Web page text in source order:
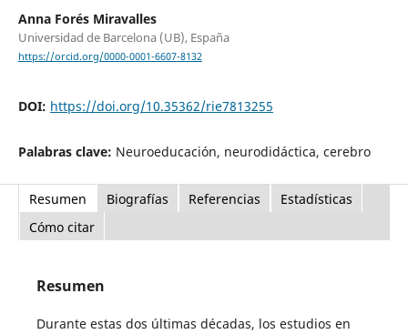
Anna Forés Miravalles
Universidad de Barcelona (UB), España
https://orcid.org/0000-0001-6607-8132
DOI: https://doi.org/10.35362/rie7813255
Palabras clave: Neuroeducación, neurodidáctica, cerebro
Resumen Biografías Referencias
Estadísticas
Cómo citar
Resumen
Durante estas dos últimas décadas, los estudios en